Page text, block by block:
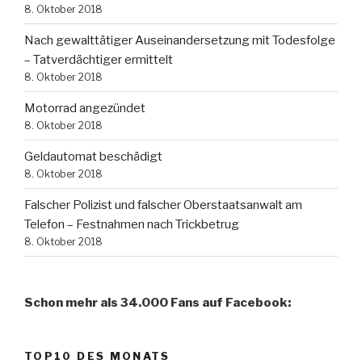
8. Oktober 2018
Nach gewalttätiger Auseinandersetzung mit Todesfolge
– Tatverdächtiger ermittelt
8. Oktober 2018
Motorrad angezündet
8. Oktober 2018
Geldautomat beschädigt
8. Oktober 2018
Falscher Polizist und falscher Oberstaatsanwalt am
Telefon – Festnahmen nach Trickbetrug
8. Oktober 2018
Schon mehr als 34.000 Fans auf Facebook:
TOP10 DES MONATS